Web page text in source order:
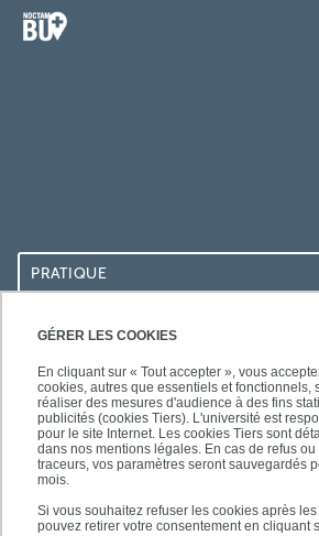
GÉRER LES COOKIES
En cliquant sur « Tout accepter », vous
cookies, autres que essentiels et fonctionnels,
réaliser des mesures d'audience à des fins
publicités (cookies Tiers). L'université est
pour le site Internet. Les cookies Tiers sont
dans nos mentions légales. En cas de refus
traceurs, vos paramètres seront sauvegardés
mois.
Si vous souhaitez refuser les cookies après
pouvez retirer votre consentement en cliquant
PRATIQUE
ACCÈS RAPIDES
LES BU SUR...